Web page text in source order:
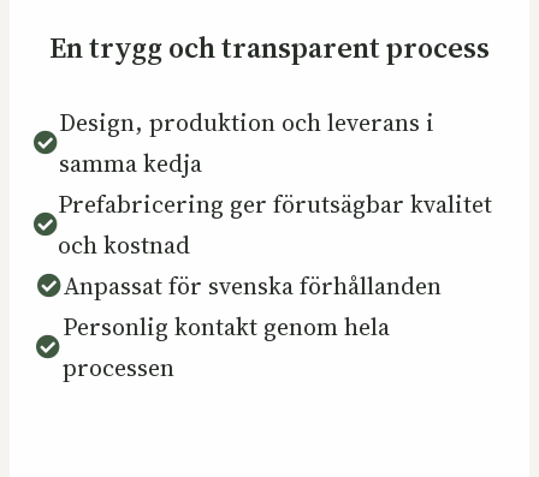
En trygg och transparent process
Design, produktion och leverans i
samma kedja
Prefabricering ger förutsägbar kvalitet
och kostnad
Anpassat för svenska förhållanden
Personlig kontakt genom hela
processen